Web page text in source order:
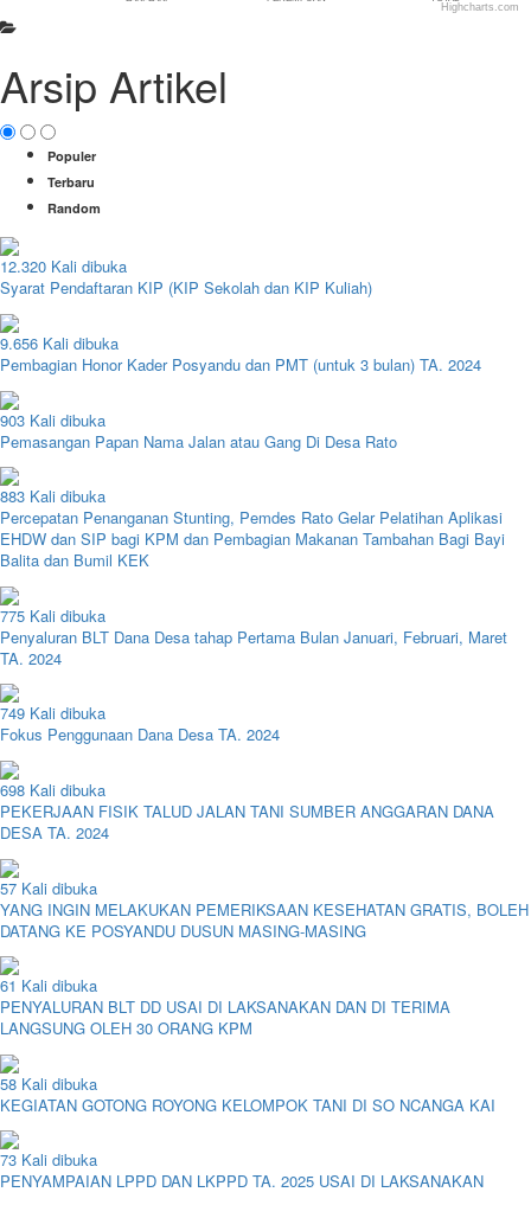
Highcharts.com
End of interactive chart.
Arsip Artikel
Populer
Terbaru
Random
12.320 Kali dibuka
Syarat Pendaftaran KIP (KIP Sekolah dan KIP Kuliah)
9.656 Kali dibuka
Pembagian Honor Kader Posyandu dan PMT (untuk 3 bulan) TA. 2024
903 Kali dibuka
Pemasangan Papan Nama Jalan atau Gang Di Desa Rato
883 Kali dibuka
Percepatan Penanganan Stunting, Pemdes Rato Gelar Pelatihan Aplikasi
EHDW dan SIP bagi KPM dan Pembagian Makanan Tambahan Bagi Bayi
Balita dan Bumil KEK
775 Kali dibuka
Penyaluran BLT Dana Desa tahap Pertama Bulan Januari, Februari, Maret
TA. 2024
749 Kali dibuka
Fokus Penggunaan Dana Desa TA. 2024
698 Kali dibuka
PEKERJAAN FISIK TALUD JALAN TANI SUMBER ANGGARAN DANA
DESA TA. 2024
57 Kali dibuka
YANG INGIN MELAKUKAN PEMERIKSAAN KESEHATAN GRATIS, BOLEH
DATANG KE POSYANDU DUSUN MASING-MASING
61 Kali dibuka
PENYALURAN BLT DD USAI DI LAKSANAKAN DAN DI TERIMA
LANGSUNG OLEH 30 ORANG KPM
58 Kali dibuka
KEGIATAN GOTONG ROYONG KELOMPOK TANI DI SO NCANGA KAI
73 Kali dibuka
PENYAMPAIAN LPPD DAN LKPPD TA. 2025 USAI DI LAKSANAKAN